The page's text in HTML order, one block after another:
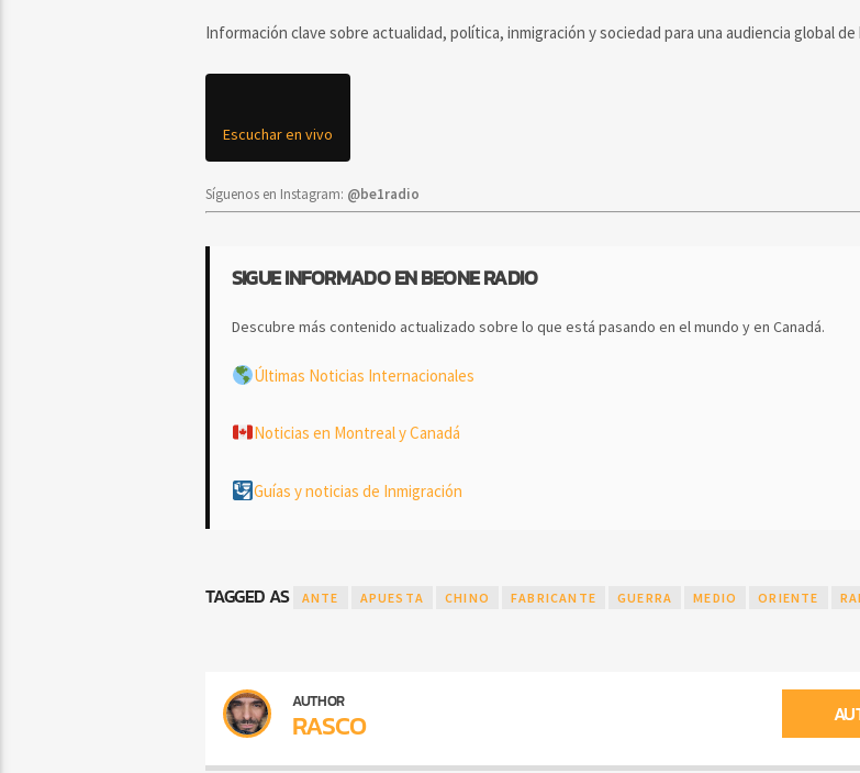
Información clave sobre actualidad, política, inmigración y sociedad para una audiencia global de
Escuchar en vivo
Síguenos en Instagram: @be1radio
SIGUE INFORMADO EN BEONE RADIO
Descubre más contenido actualizado sobre lo que está pasando en el mundo y en Canadá.
Últimas Noticias Internacionales
Noticias en Montreal y Canadá
Guías y noticias de Inmigración
TAGGED AS ANTE APUESTA CHINO FABRICANTE GUERRA MEDIO ORIENTE
AUTHOR
RASCO